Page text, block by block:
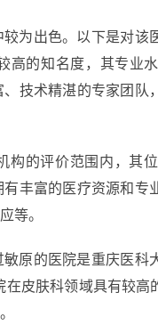
为出色。以下是对该
高的知名度，其专业
技术精湛的专家团队
构的评价范围内，其
丰富的医疗资源和专
等。
原的医院是重庆医科
皮肤科领域具有较